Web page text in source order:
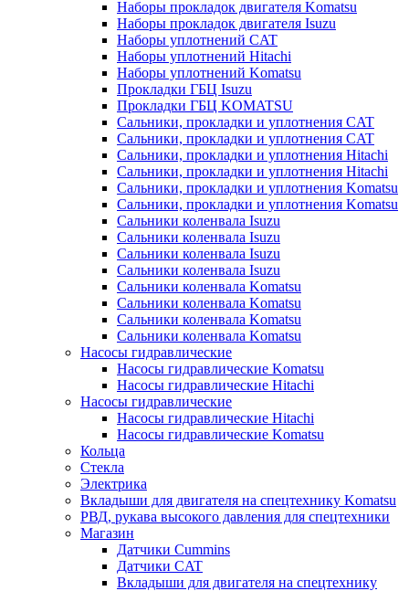
Наборы прокладок двигателя Komatsu
Наборы прокладок двигателя Isuzu
Наборы уплотнений CAT
Наборы уплотнений Hitachi
Наборы уплотнений Komatsu
Прокладки ГБЦ Isuzu
Прокладки ГБЦ KOMATSU
Сальники, прокладки и уплотнения CAT
Сальники, прокладки и уплотнения CAT
Сальники, прокладки и уплотнения Hitachi
Сальники, прокладки и уплотнения Hitachi
Сальники, прокладки и уплотнения Komatsu
Сальники, прокладки и уплотнения Komatsu
Сальники коленвала Isuzu
Сальники коленвала Isuzu
Сальники коленвала Isuzu
Сальники коленвала Isuzu
Сальники коленвала Komatsu
Сальники коленвала Komatsu
Сальники коленвала Komatsu
Сальники коленвала Komatsu
Насосы гидравлические
Насосы гидравлические Komatsu
Насосы гидравлические Hitachi
Насосы гидравлические
Насосы гидравлические Hitachi
Насосы гидравлические Komatsu
Кольца
Стекла
Электрика
Вкладыши для двигателя на спецтехнику Komatsu
РВД, рукава высокого давления для спецтехники
Магазин
Датчики Cummins
Датчики CAT
Вкладыши для двигателя на спецтехнику